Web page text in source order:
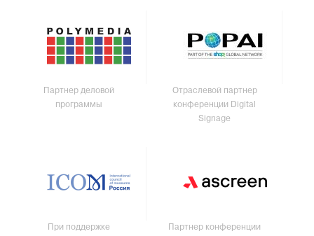
Партнер деловой
программы
Отраслевой партнер
конференции Digital
Signage
При поддержке
Партнер конференции